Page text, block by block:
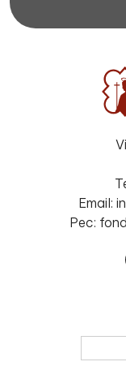
Email:
Pec: